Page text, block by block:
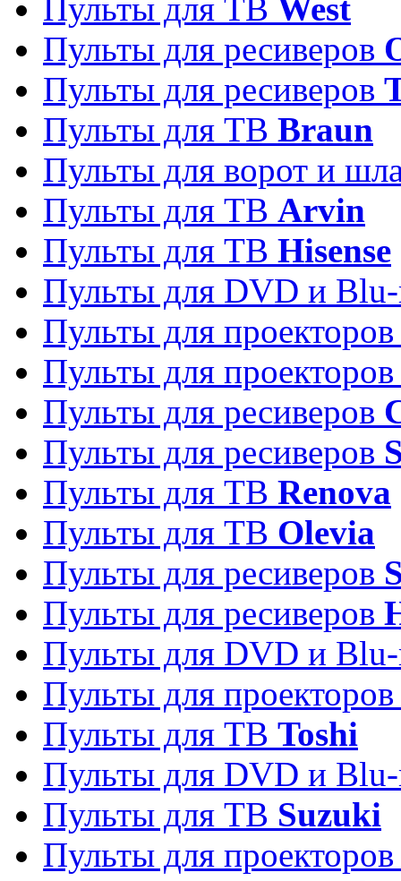
Пульты для ТВ West
Пульты для ресиверов
Пульты для ресиверов
Пульты для ТВ Braun
Пульты для ворот и
Пульты для ТВ Arvin
Пульты для ТВ Hisense
Пульты для DVD и
Пульты для
Пульты для
Пульты для ресиверов
Пульты для ресиверов
Пульты для ТВ Renova
Пульты для ТВ Olevia
Пульты для ресиверов
Пульты для ресиверов
Пульты для DVD и
Пульты для
Пульты для ТВ Toshi
Пульты для DVD и
Пульты для ТВ Suzuki
Пульты для